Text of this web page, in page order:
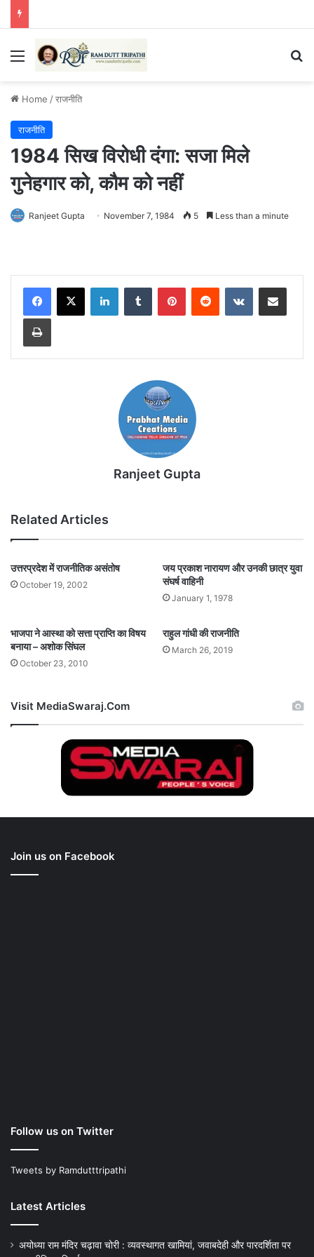
Menu
Home /राजनीति
राजनीति
1984 सिख विरोधी दंगा: सजा मिले
गुनेहगार को, कौम को नहीं
Ranjeet Gupta November 7, 1984 5 Less than a minute
LinkedInTumblr PinterestReddit VKontakteShare via Email
Print
Ranjeet Gupta
Related Articles
उत्तरप्रदेश में राजनीतिक असंतोष
October 19, 2002
जय प्रकाश नारायण और उनकी छात्र युवा
संघर्ष वाहिनी
January 1, 1978
भाजपा ने आस्था को सत्ता प्राप्ति का विषय
बनाया – अशोक सिंघल
October 23, 2010
राहुल गांधी की राजनीति
March 26, 2019
Visit MediaSwaraj.Com
Join us on Facebook
Follow us on Twitter
Tweets by Ramdutttripathi
Latest Articles
अयोध्या राम मंदिर चढ़ावा चोरी : व्यवस्थागत खामियां, जवाबदेही और पारदर्शिता पर